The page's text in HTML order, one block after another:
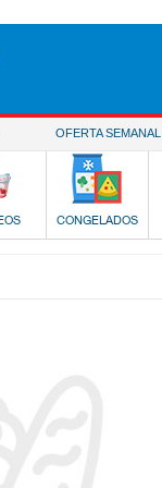
OFERTA SEMANAL
CONGELADOS